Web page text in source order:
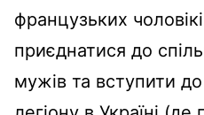
французьких
приєднатися до
мужів та вступити